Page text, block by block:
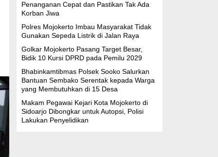
Penanganan Cepat dan Pastikan Tak Ada
Korban Jiwa
Polres Mojokerto Imbau Masyarakat Tidak
Gunakan Sepeda Listrik di Jalan Raya
Golkar Mojokerto Pasang Target Besar,
Bidik 10 Kursi DPRD pada Pemilu 2029
Bhabinkamtibmas Polsek Sooko Salurkan
Bantuan Sembako Serentak kepada Warga
yang Membutuhkan di 15 Desa
Makam Pegawai Kejari Kota Mojokerto di
Sidoarjo Dibongkar untuk Autopsi, Polisi
Lakukan Penyelidikan